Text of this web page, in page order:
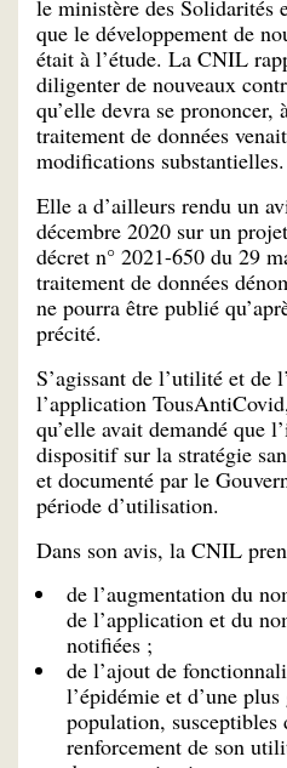
le ministère des Solidarités
que le développement de
était à l’étude. La CNIL
diligenter de nouveaux
qu’elle devra se prononcer,
traitement de données
modifications substantielles.
Elle a d’ailleurs rendu un
décembre 2020 sur un
décret n° 2021-650 du 29
traitement de données
ne pourra être publié
précité.
S’agissant de l’utilité et de
l’application
qu’elle avait demandé que
dispositif sur la stratégie
et documenté par le
période d’utilisation.
Dans son avis, la CNIL
de l’augmentation du
de l’application et du
notifiées ;
de l’ajout de
l’épidémie et d’une
population, susceptibles
renforcement de son